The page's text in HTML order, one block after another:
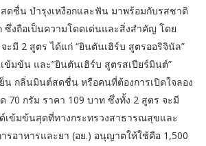
ดชื่น บำรุงเหงือกและฟัน มาพร้อมกับรสชาติ
ซึ่งถือเป็นความโดดเด่นและสิ่งสำคัญ โดย
ะมี 2 สูตร ได้แก่ “ยินตันเฮิร์บ สูตรออริจินัล”
ข้มข้น และ”ยินตันเฮิร์บ สูตรสเปียร์มินต์”
น กลิ่นมินต์สดชื่น หรือคนที่ต้องการเปิดใจลอง
70 กรัม ราคา 109 บาท ซึ่งทั้ง 2 สูตร จะมี
เข้มข้นสุดที่ทางกระทรวงสาธารณสุขและ
รอาหารและยา (อย.) อนุญาตให้ใช้คือ 1,500